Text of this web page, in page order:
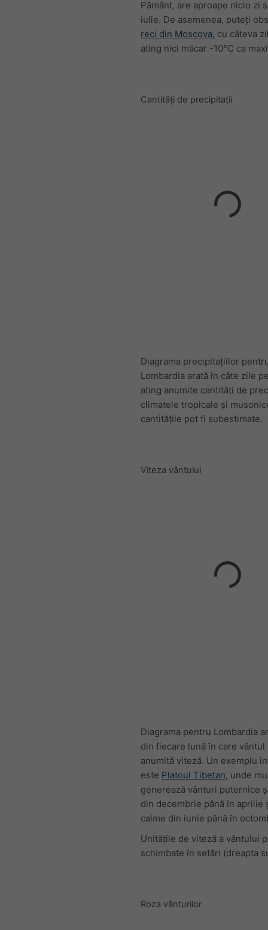
Pământ, are aproape nicio zi
iulie. De asemenea, puteți
reci din Moscova, cu câteva
ating nici măcar -10°C ca
Cantități de precipitații
Diagrama precipitațiilor
Lombardia arată în câte zile
ating anumite cantități de
climatele tropicale și
cantitățile pot fi subestimate.
Viteza vântului
Diagrama pentru Lombardia
din fiecare lună în care vântul
anumită viteză. Un exemplu
este Platoul Tibetan, unde
generează vânturi puternice
din decembrie până în aprilie
calme din iunie până în
Unitățile de viteză a vântului
schimbate în setări (dreapta
Roza vânturilor